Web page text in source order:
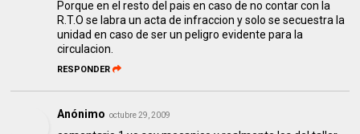
Porque en el resto del pais en caso de no contar con la
R.T.O se labra un acta de infraccion y solo se secuestra la
unidad en caso de ser un peligro evidente para la
circulacion.
RESPONDER
Anónimo octubre 29, 2009